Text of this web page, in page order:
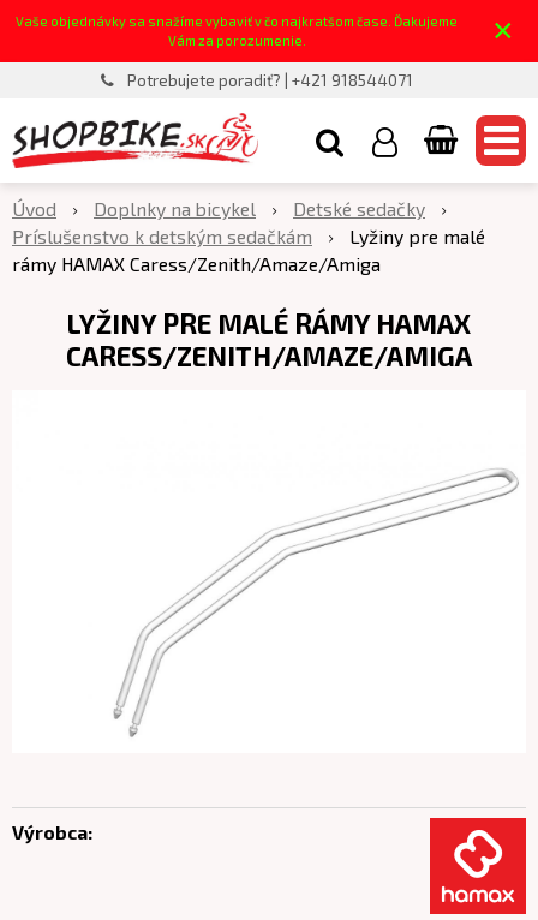
Vaše objednávky sa snažíme vybaviť v čo najkratšom čase. Ďakujeme
Vám za porozumenie.
×
Potrebujete poradiť? | +421 918544071
Úvod Doplnky na bicykel
Detské sedačky
Príslušenstvo k detským sedačkám
Lyžiny pre malé
rámy HAMAX Caress/Zenith/Amaze/Amiga
LYŽINY PRE MALÉ RÁMY HAMAX
CARESS/ZENITH/AMAZE/AMIGA
Výrobca: